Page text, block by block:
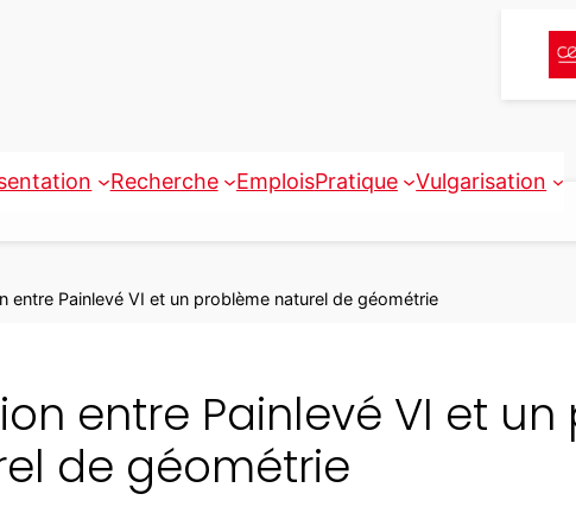
Recherche EmploisPratique Vulgarisation
entre Painlevé VI et un problème naturel de géométrie
entre Painlevé VI et
de géométrie